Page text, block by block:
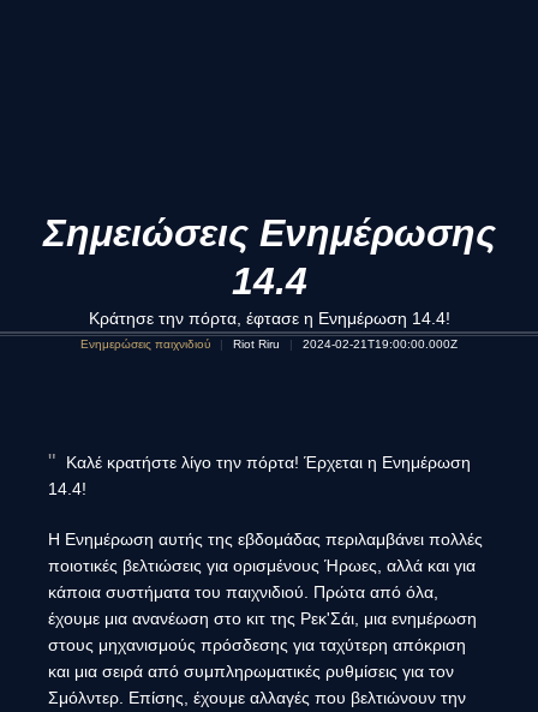
Σημειώσεις Ενημέρωσης
14.4
Κράτησε την πόρτα, έφτασε η Ενημέρωση 14.4!
Ενημερώσεις παιχνιδιού Riot Riru 2024-02-21T19:00:00.000Z
Καλέ κρατήστε λίγο την πόρτα! Έρχεται η Ενημέρωση
14.4!
Η Ενημέρωση αυτής της εβδομάδας περιλαμβάνει πολλές
ποιοτικές βελτιώσεις για ορισμένους Ήρωες, αλλά και για
κάποια συστήματα του παιχνιδιού. Πρώτα από όλα,
έχουμε μια ανανέωση στο κιτ της Ρεκ'Σάι, μια ενημέρωση
στους μηχανισμούς πρόσδεσης για ταχύτερη απόκριση
και μια σειρά από συμπληρωματικές ρυθμίσεις για τον
Σμόλντερ. Επίσης, έχουμε αλλαγές που βελτιώνουν την